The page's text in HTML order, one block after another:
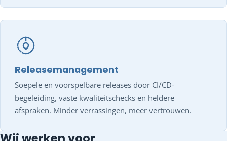
Releasemanagement
Soepele en voorspelbare releases door CI/CD-
begeleiding, vaste kwaliteitschecks en heldere
afspraken. Minder verrassingen, meer vertrouwen.